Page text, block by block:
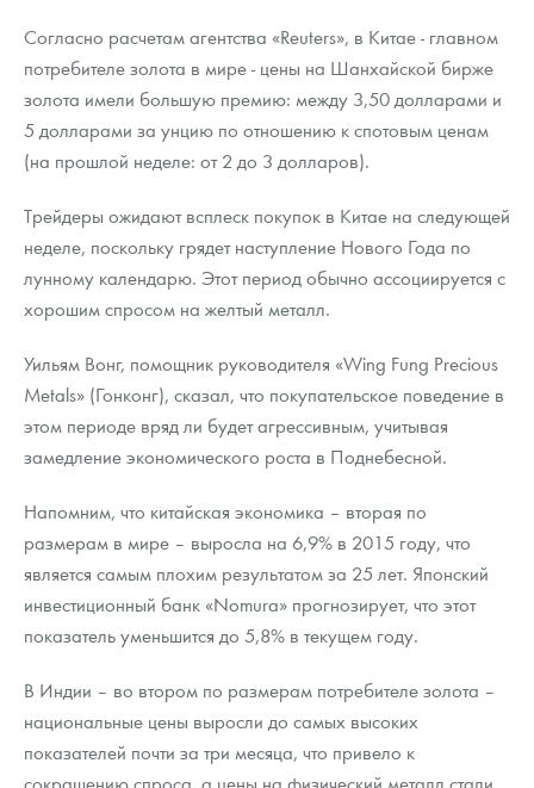
Монеты и жетоны из недрагоценных металлов
Книги по нумизматике
Согласно расчетам агентства «Reuters», в Китае - главном
потребителе золота в мире - цены на Шанхайской бирже
золота имели большую премию: между 3,50 долларами и
5 долларами за унцию по отношению к спотовым ценам
(на прошлой неделе: от 2 до 3 долларов).
Трейдеры ожидают всплеск покупок в Китае на следующей
неделе, поскольку грядет наступление Нового Года по
лунному календарю. Этот период обычно ассоциируется с
хорошим спросом на желтый металл.
Уильям Вонг, помощник руководителя «Wing Fung Precious
Metals» (Гонконг), сказал, что покупательское поведение в
этом периоде вряд ли будет агрессивным, учитывая
замедление экономического роста в Поднебесной.
Напомним, что китайская экономика – вторая по
размерам в мире – выросла на 6,9% в 2015 году, что
является самым плохим результатом за 25 лет. Японский
инвестиционный банк «Nomura» прогнозирует, что этот
показатель уменьшится до 5,8% в текущем году.
В Индии – во втором по размерам потребителе золота –
национальные цены выросли до самых высоких
показателей почти за три месяца, что привело к